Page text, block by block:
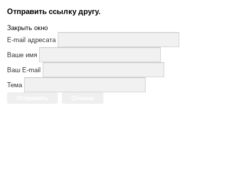
Отправить ссылку другу.
Закрыть окно
E-mail адресата
Ваше имя
Ваш E-mail
Тема